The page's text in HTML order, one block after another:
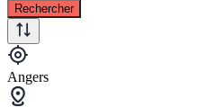
Rechercher
Angers